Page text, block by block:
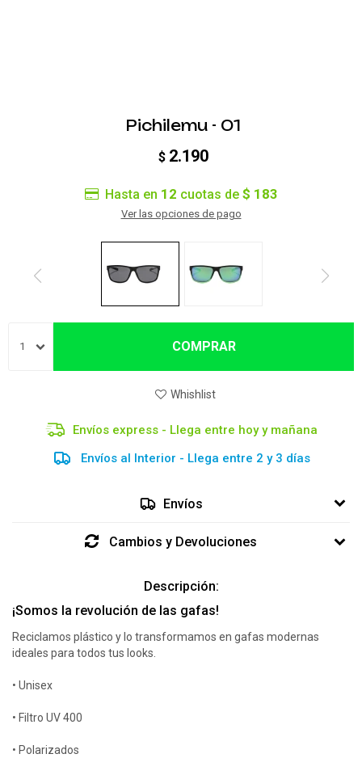
Pichilemu - 01
$ 2.190
Hasta en 12 cuotas de $ 183
Ver las opciones de pago
1 COMPRAR
Envíos express - Llega entre hoy y mañana
Envíos al Interior - Llega entre 2 y 3 días
Envíos
Cambios y Devoluciones
Descripción:
¡Somos la revolución de las gafas!
Reciclamos plástico y lo transformamos en gafas modernas
ideales para todos tus looks.
• Unisex
• Filtro UV 400
• Polarizados